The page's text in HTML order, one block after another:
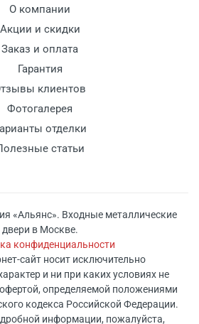
О компании
Акции и скидки
Заказ и оплата
Гарантия
клиентов
Фотогалерея
отделки
статьи
«Альянс». Входные металлические
двери в Москве.
конфиденциальности
сайт носит исключительно
и ни при каких условиях не
определяемой положениями
кодекса Российской Федерации.
информации, пожалуйста,